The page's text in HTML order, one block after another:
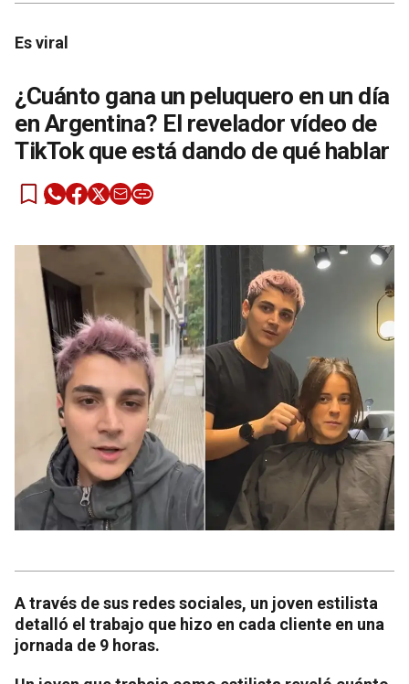
Es viral
¿Cuánto gana un peluquero en un día
en Argentina? El revelador vídeo de
TikTok que está dando de qué hablar
A través de sus redes sociales, un joven estilista
detalló el trabajo que hizo en cada cliente en una
jornada de 9 horas.